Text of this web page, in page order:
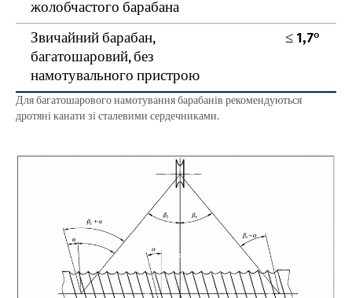
жолобчастого барабана
Звичайний барабан,
багатошаровий, без
намотувального пристрою
≤1,7°
Для багатошарового намотування барабанів рекомендуються
дротяні канати зі сталевими сердечниками.